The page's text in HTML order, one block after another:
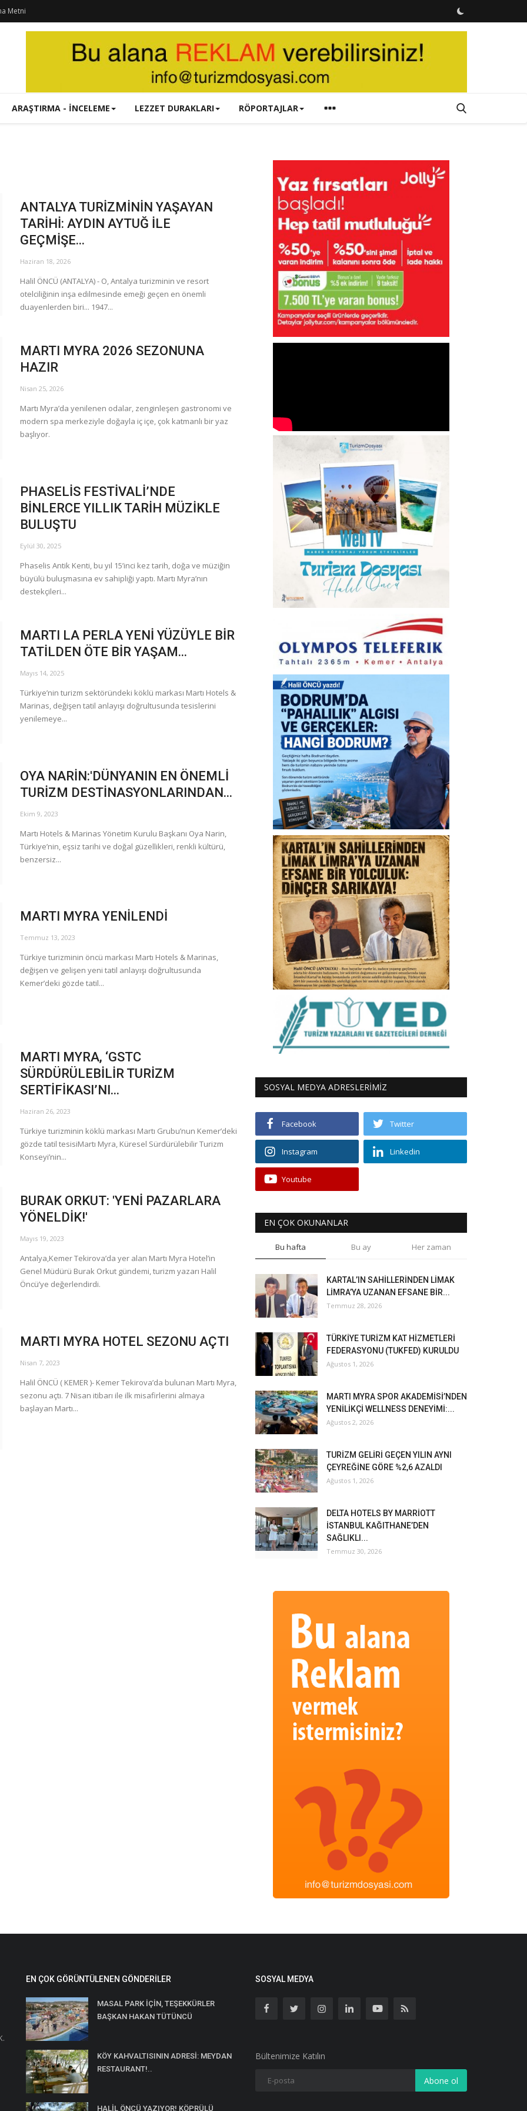
Metni
ARAŞTIRMA - İNCELEME LEZZET DURAKLARI RÖPORTAJLAR
ANTALYA TURİZMİNİN YAŞAYAN
TARİHİ: AYDIN AYTUĞ İLE
GEÇMİŞE...
Haziran 18, 2026
Halil ÖNCÜ (ANTALYA) - O, Antalya turizminin ve resort
otelciliğinin inşa edilmesinde emeği geçen en önemli
duayenlerden biri... 1947...
MARTI MYRA 2026 SEZONUNA
HAZIR
Nisan 25, 2026
Martı Myra’da yenilenen odalar, zenginleşen gastronomi ve
modern spa merkeziyle doğayla iç içe, çok katmanlı bir yaz
başlıyor.
PHASELİS FESTİVALİ’NDE
BİNLERCE YILLIK TARİH MÜZİKLE
BULUŞTU
Eylül 30, 2025
Phaselis Antik Kenti, bu yıl 15’inci kez tarih, doğa ve müziğin
büyülü buluşmasına ev sahipliği yaptı. Martı Myra’nın
destekçileri...
MARTI LA PERLA YENİ YÜZÜYLE BİR
TATİLDEN ÖTE BİR YAŞAM...
Mayıs 14, 2025
Türkiye’nin turizm sektöründeki köklü markası Martı Hotels &
Marinas, değişen tatil anlayışı doğrultusunda tesislerini
yenilemeye...
OYA NARİN:'DÜNYANIN EN ÖNEMLİ
TURİZM DESTİNASYONLARINDAN...
Ekim 9, 2023
Martı Hotels & Marinas Yönetim Kurulu Başkanı Oya Narin,
Türkiye’nin, eşsiz tarihi ve doğal güzellikleri, renkli kültürü,
benzersiz...
MARTI MYRA YENİLENDİ
Temmuz 13, 2023
Türkiye turizminin öncü markası Martı Hotels & Marinas,
değişen ve gelişen yeni tatil anlayışı doğrultusunda
Kemer’deki gözde tatil...
MARTI MYRA, ‘GSTC
SÜRDÜRÜLEBİLİR TURİZM
SERTİFİKASI’NI...
Haziran 26, 2023
Türkiye turizminin köklü markası Martı Grubu’nun Kemer’deki
gözde tatil tesisiMartı Myra, Küresel Sürdürülebilir Turizm
Konseyi’nin...
BURAK ORKUT: 'YENİ PAZARLARA
YÖNELDİK!'
Mayıs 19, 2023
Antalya,Kemer Tekirova’da yer alan Martı Myra Hotel’in
Genel Müdürü Burak Orkut gündemi, turizm yazarı Halil
Öncü’ye değerlendirdi.
MARTI MYRA HOTEL SEZONU AÇTI
Nisan 7, 2023
Halil ÖNCÜ ( KEMER )- Kemer Tekirova’da bulunan Martı Myra,
sezonu açtı. 7 Nisan itibarı ile ilk misafirlerini almaya
başlayan Martı...
SOSYAL MEDYA ADRESLERİMİZ
Facebook Twitter
Instagram Linkedin
Youtube
EN ÇOK OKUNANLAR
Bu hafta Bu ay Her zaman
KARTAL’IN SAHİLLERİNDEN LİMAK
LİMRA’YA UZANAN EFSANE BİR...
Temmuz 28, 2026
TÜRKİYE TURİZM KAT HİZMETLERİ
FEDERASYONU (TUKFED) KURULDU
Ağustos 1, 2026
MARTI MYRA SPOR AKADEMİSİ’NDEN
YENİLİKÇİ WELLNESS DENEYİMİ:...
Ağustos 2, 2026
TURİZM GELİRİ GEÇEN YILIN AYNI
ÇEYREĞİNE GÖRE %2,6 AZALDI
Ağustos 1, 2026
DELTA HOTELS BY MARRİOTT
İSTANBUL KAĞITHANE’DEN
SAĞLIKLI...
Temmuz 30, 2026
EN ÇOK GÖRÜNTÜLENEN GÖNDERILER
MASAL PARK İÇİN, TEŞEKKÜRLER
BAŞKAN HAKAN TÜTÜNCÜ
KÖY KAHVALTISININ ADRESİ: MEYDAN
RESTAURANT!..
HALİL ÖNCÜ YAZIYOR! KÖPRÜLÜ
SOSYAL MEDYA
Bültenimize Katılın
Abone ol